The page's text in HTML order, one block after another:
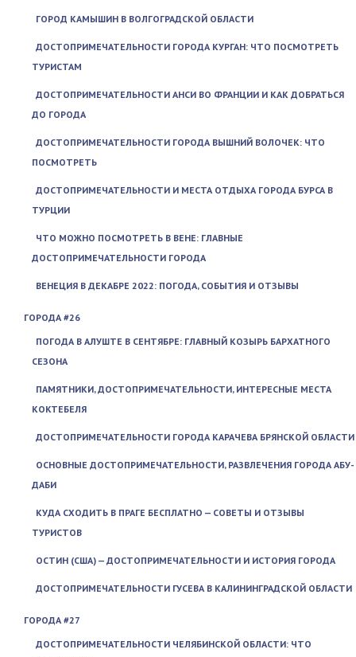
ГОРОД КАМЫШИН В ВОЛГОГРАДСКОЙ ОБЛАСТИ
ДОСТОПРИМЕЧАТЕЛЬНОСТИ ГОРОДА КУРГАН: ЧТО ПОСМОТРЕТЬ
ТУРИСТАМ
ДОСТОПРИМЕЧАТЕЛЬНОСТИ АНСИ ВО ФРАНЦИИ И КАК ДОБРАТЬСЯ
ДО ГОРОДА
ДОСТОПРИМЕЧАТЕЛЬНОСТИ ГОРОДА ВЫШНИЙ ВОЛОЧЕК: ЧТО
ПОСМОТРЕТЬ
ДОСТОПРИМЕЧАТЕЛЬНОСТИ И МЕСТА ОТДЫХА ГОРОДА БУРСА В
ТУРЦИИ
ЧТО МОЖНО ПОСМОТРЕТЬ В ВЕНЕ: ГЛАВНЫЕ
ДОСТОПРИМЕЧАТЕЛЬНОСТИ ГОРОДА
ВЕНЕЦИЯ В ДЕКАБРЕ 2022: ПОГОДА, СОБЫТИЯ И ОТЗЫВЫ
ГОРОДА #26
ПОГОДА В АЛУШТЕ В СЕНТЯБРЕ: ГЛАВНЫЙ КОЗЫРЬ БАРХАТНОГО
СЕЗОНА
ПАМЯТНИКИ, ДОСТОПРИМЕЧАТЕЛЬНОСТИ, ИНТЕРЕСНЫЕ МЕСТА
КОКТЕБЕЛЯ
ДОСТОПРИМЕЧАТЕЛЬНОСТИ ГОРОДА КАРАЧЕВА БРЯНСКОЙ ОБЛАСТИ
ОСНОВНЫЕ ДОСТОПРИМЕЧАТЕЛЬНОСТИ, РАЗВЛЕЧЕНИЯ ГОРОДА АБУ-
ДАБИ
КУДА СХОДИТЬ В ПРАГЕ БЕСПЛАТНО — СОВЕТЫ И ОТЗЫВЫ
ТУРИСТОВ
ОСТИН (США) — ДОСТОПРИМЕЧАТЕЛЬНОСТИ И ИСТОРИЯ ГОРОДА
ДОСТОПРИМЕЧАТЕЛЬНОСТИ ГУСЕВА В КАЛИНИНГРАДСКОЙ ОБЛАСТИ
ГОРОДА #27
ДОСТОПРИМЕЧАТЕЛЬНОСТИ ЧЕЛЯБИНСКОЙ ОБЛАСТИ: ЧТО